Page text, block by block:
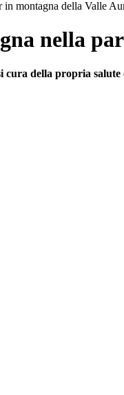
in montagna della Valle
nella
della propria